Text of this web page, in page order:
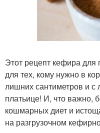
Этот рецепт кефира
для тех, кому нужно в
лишних сантиметров и с
платьице! И, что важно,
кошмарных диет и
на разгрузочном